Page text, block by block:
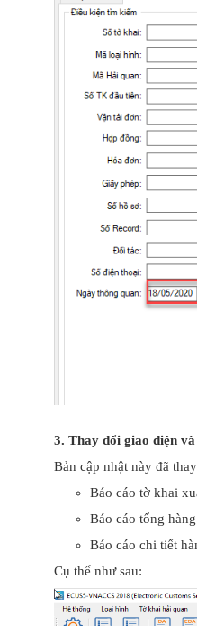
3. Thay đổi giao diện
Bản cập nhật này đã
Báo cáo tờ khai
Báo cáo tổng
Báo cáo chi tiết
Cụ thể như sau: